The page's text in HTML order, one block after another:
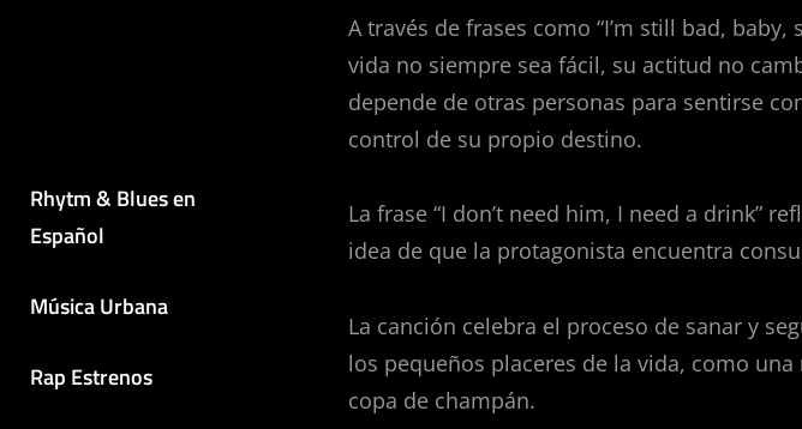
Rhytm & Blues en
Español
Música Urbana
Rap Estrenos
A través de frases como “I’m still bad,
vida no siempre sea fácil, su actitud no
depende de otras personas para sentirse
control de su propio destino.
La frase “I don’t need him, I need a drink”
idea de que la protagonista encuentra
La canción celebra el proceso de sanar y
los pequeños placeres de la vida, como
copa de champán.